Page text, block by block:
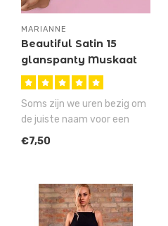
MARIANNE
Beautiful Satin 15
glanspanty Muskaat
Soms zijn we uren bezig om
de juiste naam voor een
artikel te verzinnen, maar
€7,50